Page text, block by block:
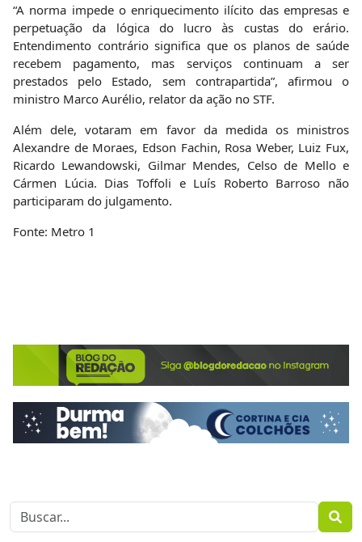
“A norma impede o enriquecimento ilícito das empresas e
perpetuação da lógica do lucro às custas do erário.
Entendimento contrário significa que os planos de saúde
recebem pagamento, mas serviços continuam a ser
prestados pelo Estado, sem contrapartida”, afirmou o
ministro Marco Aurélio, relator da ação no STF.
Além dele, votaram em favor da medida os ministros
Alexandre de Moraes, Edson Fachin, Rosa Weber, Luiz Fux,
Ricardo Lewandowski, Gilmar Mendes, Celso de Mello e
Cármen Lúcia. Dias Toffoli e Luís Roberto Barroso não
participaram do julgamento.
Fonte: Metro 1